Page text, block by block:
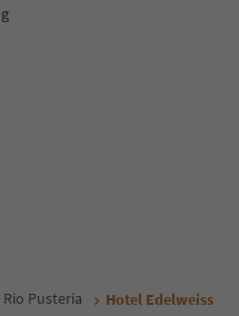
Rio Pusteria Hotel Edelweiss